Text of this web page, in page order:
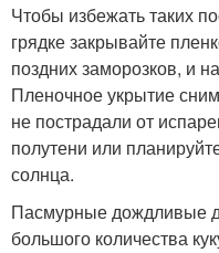
Чтобы избежать таких
грядке закрывайте
поздних заморозков, и
Пленочное укрытие
не пострадали от
полутени или
солнца.
Пасмурные дождливые
большого количества